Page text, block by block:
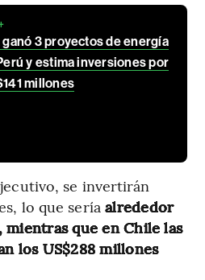
ganó 3 proyectos de energía
y estima inversiones por
millones
se invertirán
lo que sería alrededor
mientras que en Chile las
los US$288 millones